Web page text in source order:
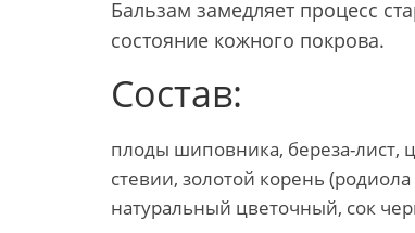
Бальзам замедляет процесс
состояние кожного покрова.
​Состав:
плоды шиповника, береза-лист,
стевии, золотой корень
натуральный цветочный, сок